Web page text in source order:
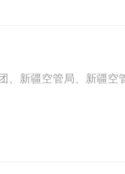
新疆空管局、新疆空